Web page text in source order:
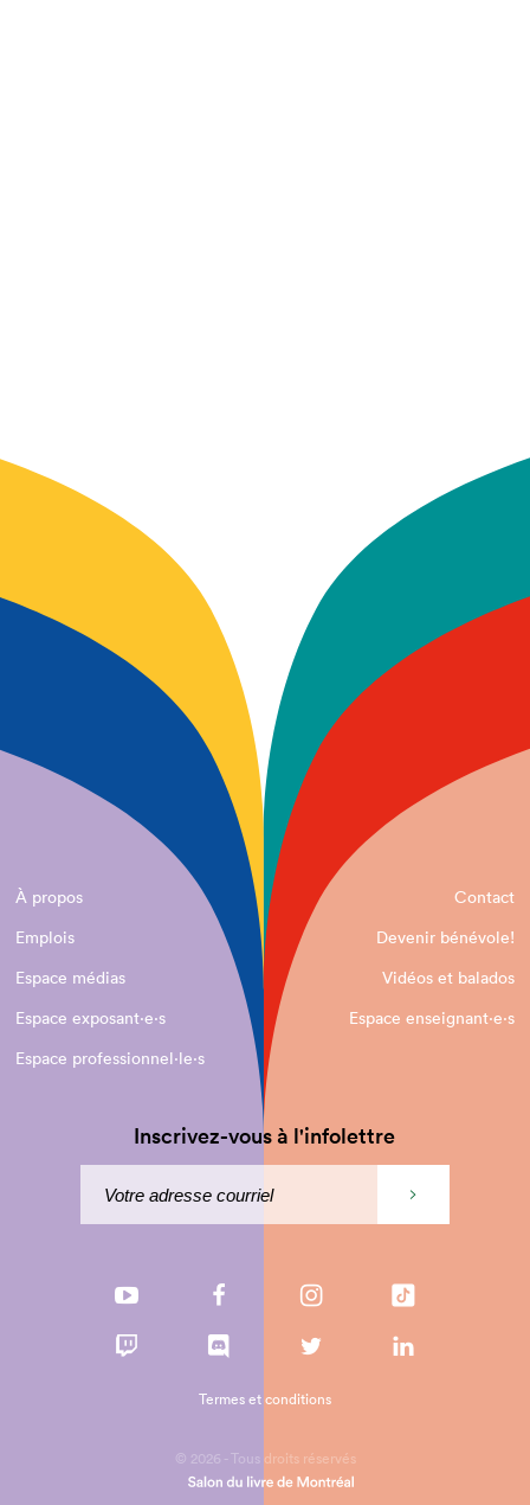
À propos
Contact
Emplois
Devenir bénévole!
Espace médias
Vidéos et balados
Espace exposant·e⋅s
Espace enseignant·e⋅s
Espace professionnel·le⋅s
Inscrivez-vous à l'infolettre
© 2026 - Tous droits réservés
Termes et conditions